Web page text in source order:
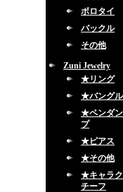
ボロタイ
バックル
その他
Zuni Jewelry
★リング
★バングル
★ペンダ
プ
★ピアス
★その他
★キャラ
チーフ